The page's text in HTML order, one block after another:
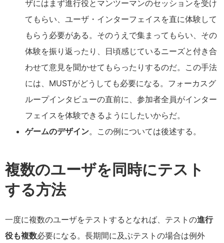
ザにはまず進行役とマンツーマンのセッションを受け
てもらい、ユーザ・インターフェイスを直に体験して
もらう必要がある。そのうえで集まってもらい、その
体験を振り返ったり、日頃感じているニーズと付き合
わせて意見を聞かせてもらったりするのだ。この手法
には、MUSTがどうしても必要になる。フォーカスグ
ループインタビューの直前に、参加者全員がインター
フェイスを体験できるようにしたいからだ。
ゲームのデザイン。この例については後述する。
複数のユーザを同時にテスト
する方法
一度に複数のユーザをテストするとなれば、テストの進行
役も複数必要になる。長期間に及ぶテストの場合は例外